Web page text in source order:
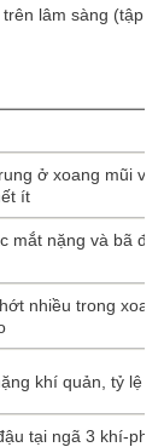
lâm sàng (tập
ở xoang mũi và
ít
mắt nặng và bã
nhiều trong
khí quản, tỷ lệ
tại ngã 3 khí-phế